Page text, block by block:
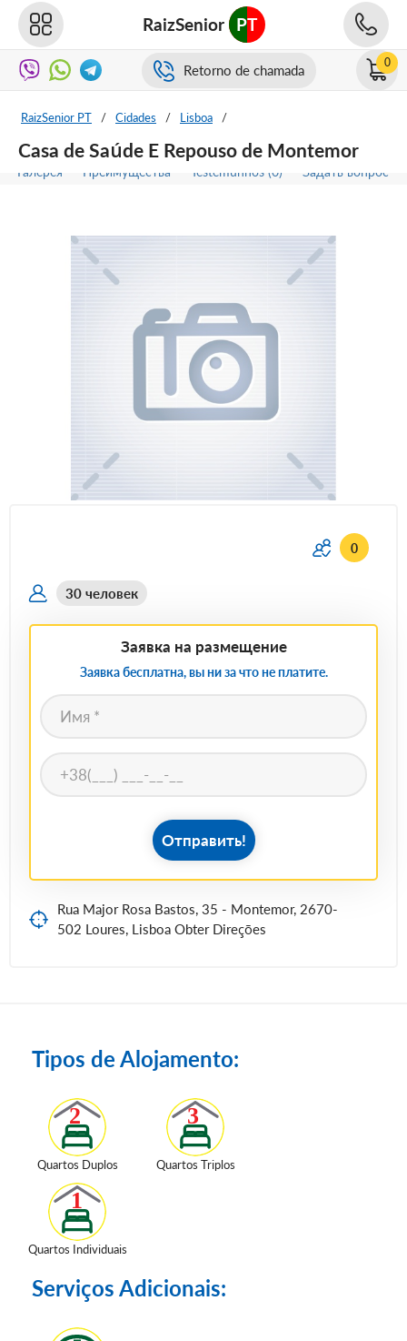
RaizSenior PT
Retorno de chamada 0
RaizSenior PT / Cidades / Lisboa /
Casa de Saúde E Repouso de Montemor
Галерея Преимущества Testemunhos (0) Задать вопрос
0
30 человек
Заявка на размещение
Заявка бесплатна, вы ни за что не платите.
Отправить!
Rua Major Rosa Bastos, 35 - Montemor, 2670-
502 Loures, Lisboa Obter Direções
Tipos de Alojamento:
Quartos Duplos Quartos Triplos
Quartos Individuais
Serviços Adicionais: